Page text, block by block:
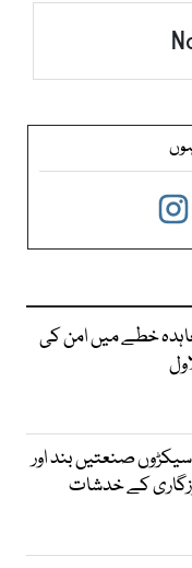
خطے میں امن کی
صنعتیں بند اور
کے خدشات